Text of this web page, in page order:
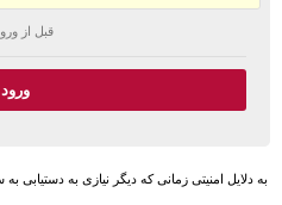
قبل از
به دلایل امنیتی زمانی که دیگر نیازی به دستیابی به